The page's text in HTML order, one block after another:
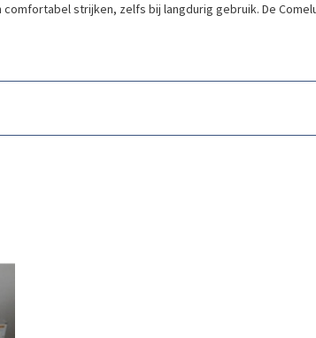
strijken, zelfs bij langdurig gebruik. De